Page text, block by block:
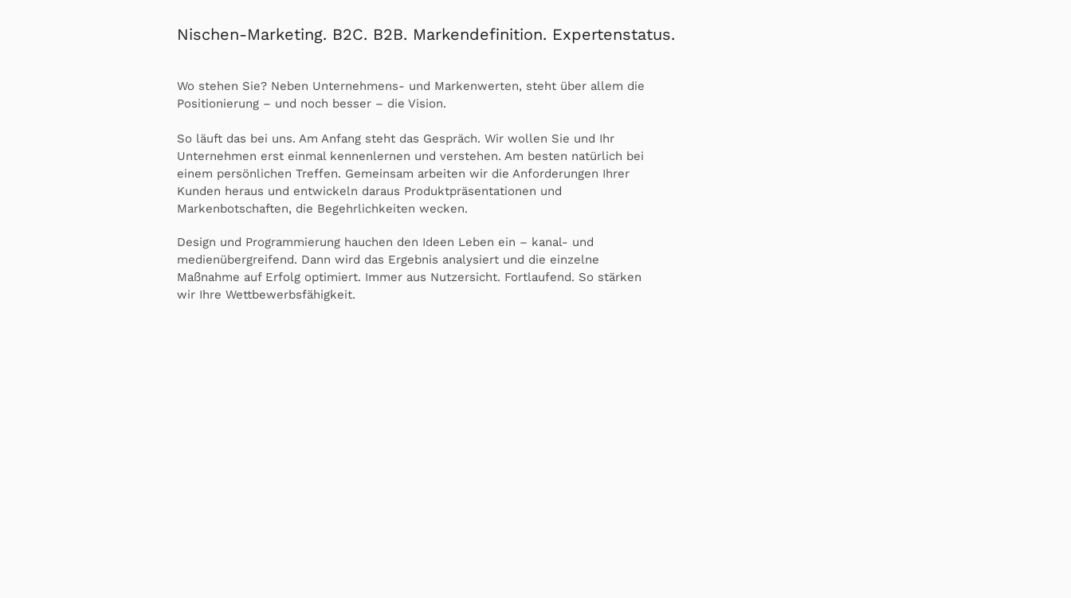
Nischen-Marketing. B2C. B2B. Markendefinition. Expertenstatus.
Wo stehen Sie? Neben Unternehmens- und Markenwerten, steht über allem die
Positionierung – und noch besser – die Vision.
So läuft das bei uns. Am Anfang steht das Gespräch. Wir wollen Sie und Ihr
Unternehmen erst einmal kennenlernen und verstehen. Am besten natürlich bei
einem persönlichen Treffen. Gemeinsam arbeiten wir die Anforderungen Ihrer
Kunden heraus und entwickeln daraus Produktpräsentationen und
Markenbotschaften, die Begehrlichkeiten wecken.
Design und Programmierung hauchen den Ideen Leben ein – kanal- und
medienübergreifend. Dann wird das Ergebnis analysiert und die einzelne
Maßnahme auf Erfolg optimiert. Immer aus Nutzersicht. Fortlaufend. So stärken
wir Ihre Wettbewerbsfähigkeit.